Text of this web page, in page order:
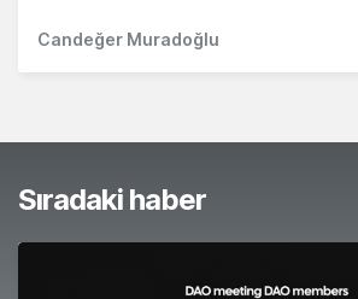
Candeğer Muradoğlu
Sıradaki haber